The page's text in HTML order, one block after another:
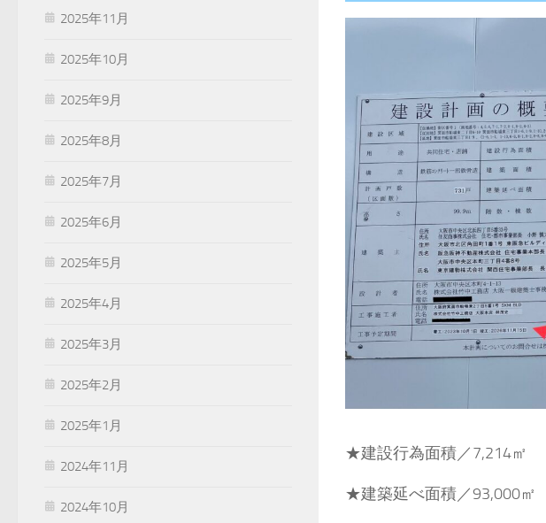
★建設行為面積／7,214㎡
★建築延べ面積／93,000㎡
2025年11月
2025年10月
2025年9月
2025年8月
2025年7月
2025年6月
2025年5月
2025年4月
2025年3月
2025年2月
2025年1月
2024年11月
2024年10月